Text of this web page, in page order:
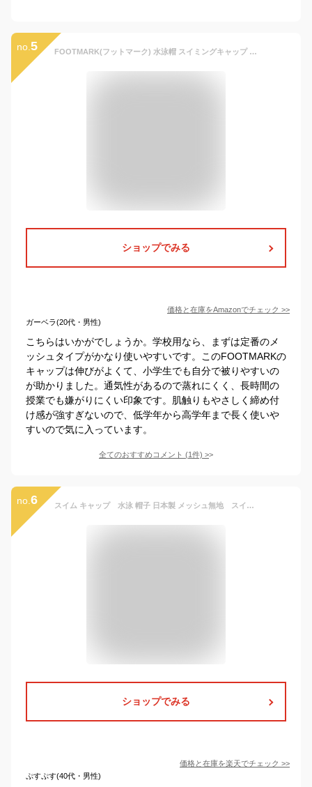
no. 5 FOOTMARK(フットマーク) 水泳帽 スイミングキャップ ダッシュマジック 101122 ネイビー(08) フリー
ショップでみる
価格と在庫をAmazonでチェック >>
ガーベラ(20代・男性)
こちらはいかがでしょうか。学校用なら、まずは定番のメ
ッシュタイプがかなり使いやすいです。このFOOTMARKの
キャップは伸びがよくて、小学生でも自分で被りやすいの
が助かりました。通気性があるので蒸れにくく、長時間の
授業でも嫌がりにくい印象です。肌触りもやさしく締め付
け感が強すぎないので、低学年から高学年まで長く使いや
すいので気に入っています。
全てのおすすめコメント (1件) >
no. 6 スイム キャップ 水泳 帽子 日本製 メッシュ無地 スイミングキャップ 子供 幼児 大人 小学生 中学生 高校生 水泳 園児 スイムウェア メール便送料無料
ショップでみる
価格と在庫を楽天でチェック >>
ぷすぷす(40代・男性)